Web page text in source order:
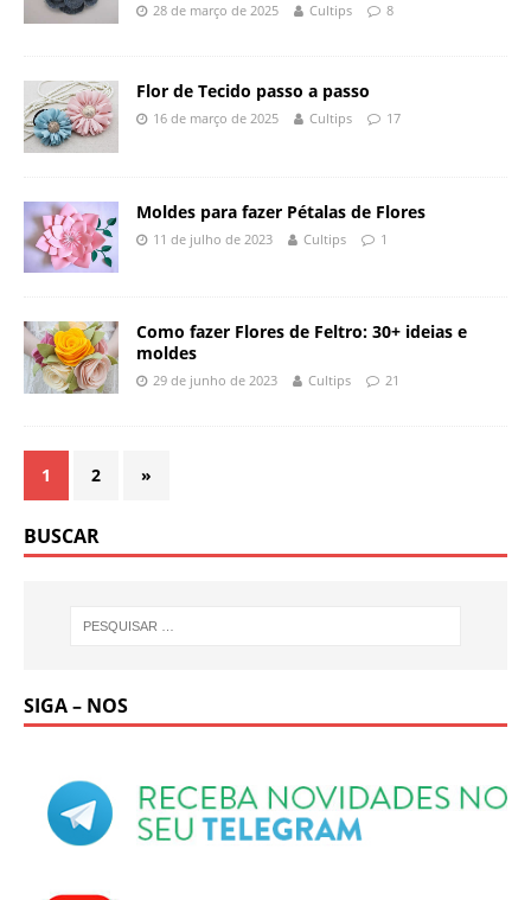
28 de março de 2025 Cultips 8
Flor de Tecido passo a passo
16 de março de 2025 Cultips 17
Moldes para fazer Pétalas de Flores
11 de julho de 2023 Cultips 1
Como fazer Flores de Feltro: 30+ ideias e
moldes
29 de junho de 2023 Cultips 21
1 2 »
BUSCAR
SIGA – NOS